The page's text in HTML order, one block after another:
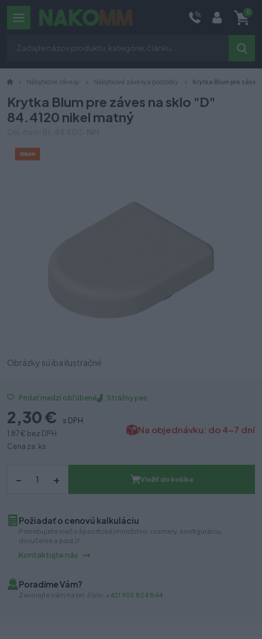
0
Nábytkové závesy Nábytkové závesy a podložky Krytka Blum pre
Krytka Blum pre záves na sklo "D"
84.4120 nikel matný
Obrázky sú iba ilustračné
Pridať medzi obľúbené Strážny pes
2,30 €
s DPH
1,87 € bez DPH
Cena za: ks
Na objednávku: do 4-7 dní
– + Vložiť do košíka
Požiadať o cenovú kalkuláciu
Potrebujete niečo špecifické (množstvo, rozmery, konfiguráciu,
doručenie a pod.)?
Kontaktujte nás
Poradíme Vám?
Zavolajte nám na tel. číslo: +421 905 824 844